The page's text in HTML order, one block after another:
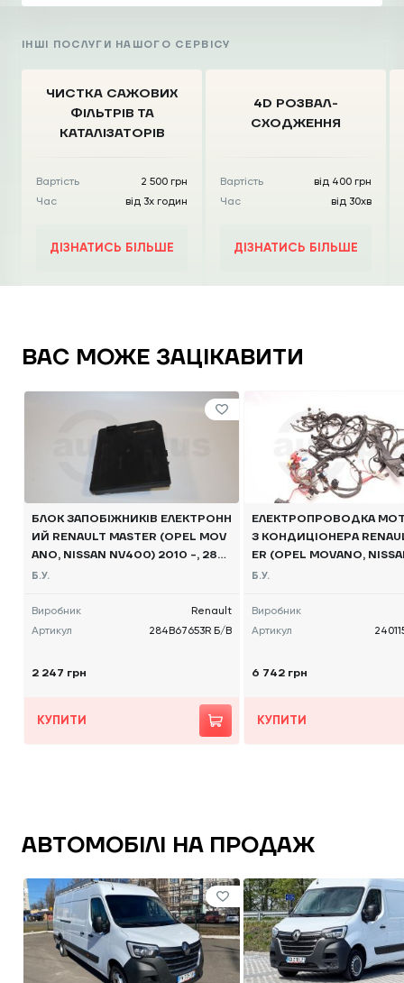
ІНШІ ПОСЛУГИ НАШОГО СЕРВІСУ
ЧИСТКА CАЖОВИХ
ФІЛЬТРІВ ТА
КАТАЛІЗАТОРІВ
Вартість
2 500 грн
Час
від 3х годин
ДІЗНАТИСЬ БІЛЬШЕ
4D РОЗВАЛ-
СХОДЖЕННЯ
Вартість
від 400 грн
Час
від 30хв
ДІЗНАТИСЬ БІЛЬШЕ
ВАС МОЖЕ ЗАЦІКАВИТИ
БЛОК ЗАПОБІЖНИКІВ ЕЛЕКТРОНН
ИЙ RENAULT MASTER (OPEL MOV
ANO, NISSAN NV400) 2010 -, 284
B67653R Б/В
Б.У.
Виробник
Renault
Артикул
284B67653R Б/В
2 247 грн
КУПИТИ
ЕЛЕКТРОПРОВОДКА
З КОНДИЦІОНЕРА
ER (OPEL MOVANO,
0) 2010 -, 240115623R Б/В
Б.У.
Виробник
Артикул
6 742 грн
КУПИТИ
АВТОМОБІЛІ НА ПРОДАЖ